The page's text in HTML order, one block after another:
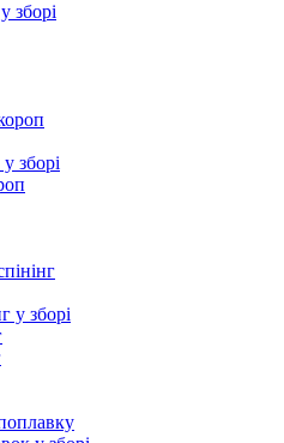
зборі
зборі
у зборі